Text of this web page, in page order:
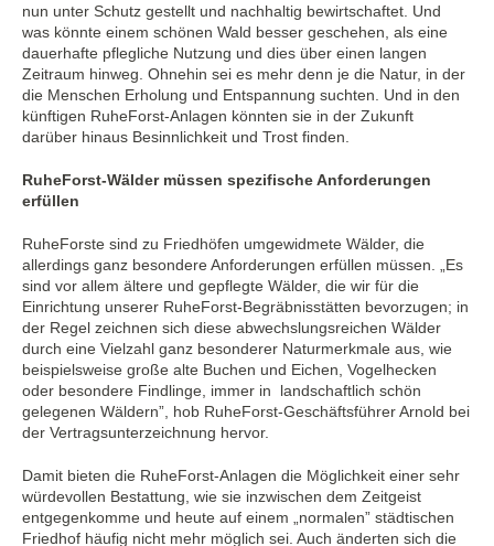
nun unter Schutz gestellt und nachhaltig bewirtschaftet. Und
was könnte einem schönen Wald besser geschehen, als eine
dauerhafte pflegliche Nutzung und dies über einen langen
Zeitraum hinweg. Ohnehin sei es mehr denn je die Natur, in der
die Menschen Erholung und Entspannung suchten. Und in den
künftigen RuheForst-Anlagen könnten sie in der Zukunft
darüber hinaus Besinnlichkeit und Trost finden.
RuheForst-Wälder müssen spezifische Anforderungen
erfüllen
RuheForste sind zu Friedhöfen umgewidmete Wälder, die
allerdings ganz besondere Anforderungen erfüllen müssen. „Es
sind vor allem ältere und gepflegte Wälder, die wir für die
Einrichtung unserer RuheForst-Begräbnisstätten bevorzugen; in
der Regel zeichnen sich diese abwechslungsreichen Wälder
durch eine Vielzahl ganz besonderer Naturmerkmale aus, wie
beispielsweise große alte Buchen und Eichen, Vogelhecken
oder besondere Findlinge, immer in landschaftlich schön
gelegenen Wäldern”, hob RuheForst-Geschäftsführer Arnold bei
der Vertragsunterzeichnung hervor.
Damit bieten die RuheForst-Anlagen die Möglichkeit einer sehr
würdevollen Bestattung, wie sie inzwischen dem Zeitgeist
entgegenkomme und heute auf einem „normalen” städtischen
Friedhof häufig nicht mehr möglich sei. Auch änderten sich die